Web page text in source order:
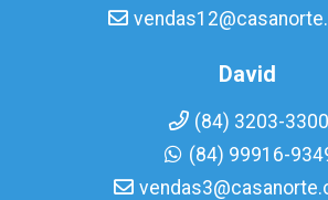
David
(84) 3203-3300
(84) 99916-